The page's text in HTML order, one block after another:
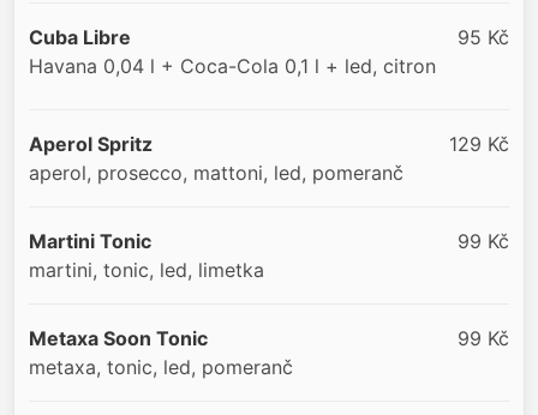
Cuba Libre
95 Kč
Havana 0,04 l + Coca-Cola 0,1 l + led, citron
Aperol Spritz
129 Kč
aperol, prosecco, mattoni, led, pomeranč
Martini Tonic
99 Kč
martini, tonic, led, limetka
Metaxa Soon Tonic
99 Kč
metaxa, tonic, led, pomeranč